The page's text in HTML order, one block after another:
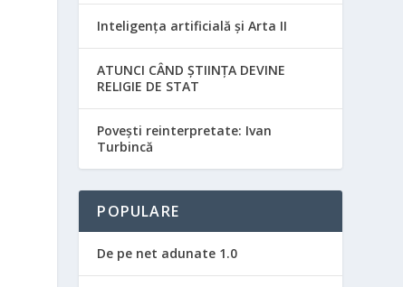
Inteligența artificială și Arta II
ATUNCI CÂND ȘTIINȚA DEVINE
RELIGIE DE STAT
Povești reinterpretate: Ivan
Turbincă
POPULARE
De pe net adunate 1.0